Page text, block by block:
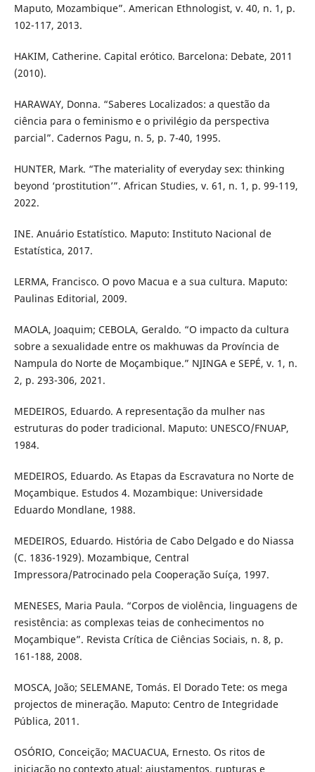
Maputo, Mozambique”. American Ethnologist, v. 40, n. 1, p.
102-117, 2013.
HAKIM, Catherine. Capital erótico. Barcelona: Debate, 2011
(2010).
HARAWAY, Donna. “Saberes Localizados: a questão da
ciência para o feminismo e o privilégio da perspectiva
parcial”. Cadernos Pagu, n. 5, p. 7-40, 1995.
HUNTER, Mark. “The materiality of everyday sex: thinking
beyond ‘prostitution’”. African Studies, v. 61, n. 1, p. 99-119,
2022.
INE. Anuário Estatístico. Maputo: Instituto Nacional de
Estatística, 2017.
LERMA, Francisco. O povo Macua e a sua cultura. Maputo:
Paulinas Editorial, 2009.
MAOLA, Joaquim; CEBOLA, Geraldo. “O impacto da cultura
sobre a sexualidade entre os makhuwas da Província de
Nampula do Norte de Moçambique.” NJINGA e SEPÉ, v. 1, n.
2, p. 293-306, 2021.
MEDEIROS, Eduardo. A representação da mulher nas
estruturas do poder tradicional. Maputo: UNESCO/FNUAP,
1984.
MEDEIROS, Eduardo. As Etapas da Escravatura no Norte de
Moçambique. Estudos 4. Mozambique: Universidade
Eduardo Mondlane, 1988.
MEDEIROS, Eduardo. História de Cabo Delgado e do Niassa
(C. 1836-1929). Mozambique, Central
Impressora/Patrocinado pela Cooperação Suíça, 1997.
MENESES, Maria Paula. “Corpos de violência, linguagens de
resistência: as complexas teias de conhecimentos no
Moçambique”. Revista Crítica de Ciências Sociais, n. 8, p.
161-188, 2008.
MOSCA, João; SELEMANE, Tomás. El Dorado Tete: os mega
projectos de mineração. Maputo: Centro de Integridade
Pública, 2011.
OSÓRIO, Conceição; MACUACUA, Ernesto. Os ritos de
iniciação no contexto atual: ajustamentos, rupturas e